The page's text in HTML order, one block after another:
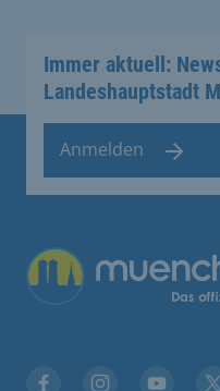
Immer aktuell:
Landeshauptstadt
Anmelden